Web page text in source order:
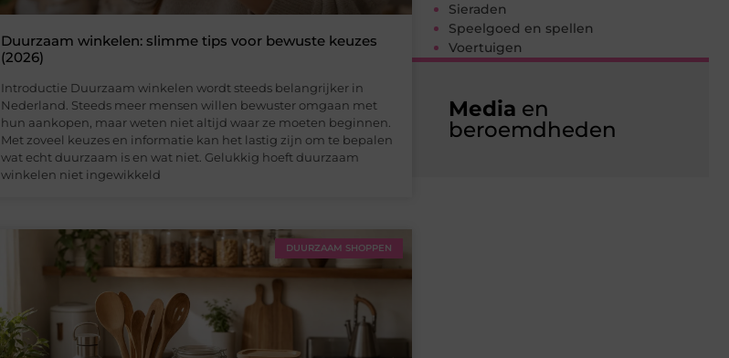
Sieraden
Speelgoed en spellen
Voertuigen
Media en
beroemdheden
Duurzaam winkelen: slimme tips voor bewuste keuzes
(2026)
Introductie Duurzaam winkelen wordt steeds belangrijker in
Nederland. Steeds meer mensen willen bewuster omgaan met
hun aankopen, maar weten niet altijd waar ze moeten beginnen.
Met zoveel keuzes en informatie kan het lastig zijn om te bepalen
wat echt duurzaam is en wat niet. Gelukkig hoeft duurzaam
winkelen niet ingewikkeld
DUURZAAM SHOPPEN